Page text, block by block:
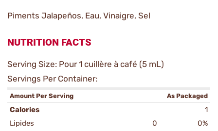
Piments Jalapeños, Eau, Vinaigre, Sel
NUTRITION FACTS
Serving Size: Pour 1 cuillère à café (5 mL)
Servings Per Container:
Amount Per Serving As Packaged
Calories
1
Lipides
0
0%